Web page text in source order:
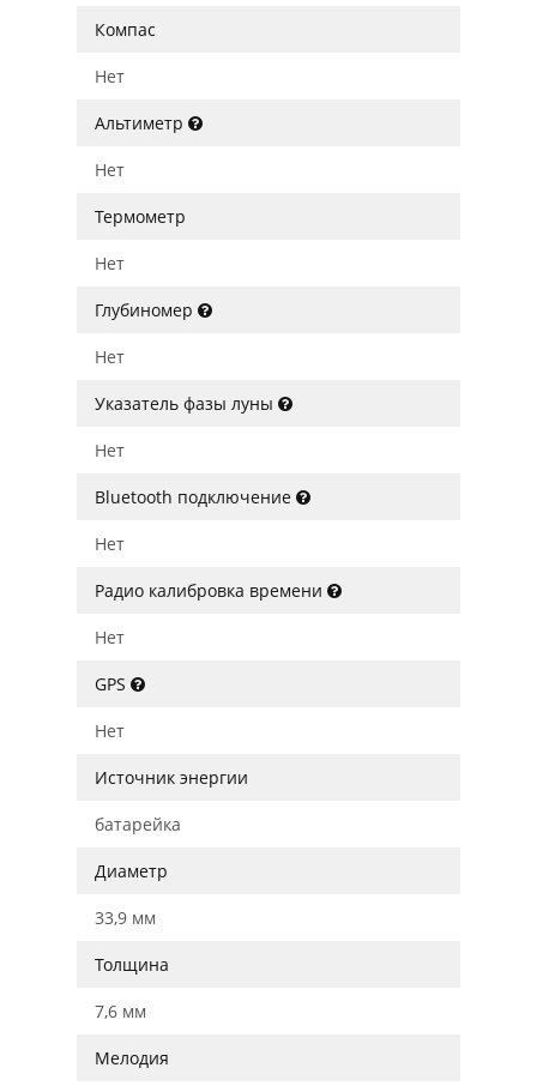
Компас
Нет
Альтиметр
Нет
Термометр
Нет
Глубиномер
Нет
Указатель фазы луны
Нет
Bluetooth подключение
Нет
Радио калибровка времени
Нет
GPS
Нет
Источник энергии
батарейка
Диаметр
33,9 мм
Толщина
7,6 мм
Мелодия